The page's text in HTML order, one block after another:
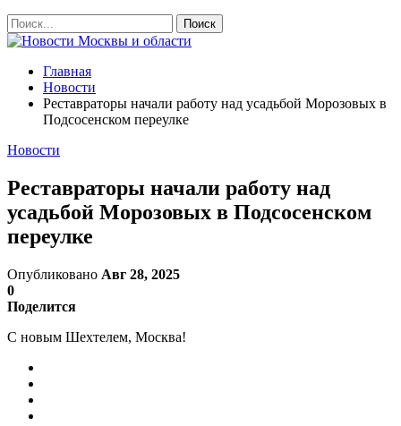
Главная
Новости
Реставраторы начали работу над усадьбой Морозовых в
Подсосенском переулке
Новости
Реставраторы начали работу над
усадьбой Морозовых в Подсосенском
переулке
Опубликовано Авг 28, 2025
0
Поделится
С новым Шехтелем, Москва!